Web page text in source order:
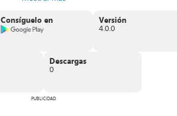
Consíguelo en
Versión
4.0.0
Descargas
0
PUBLICIDAD